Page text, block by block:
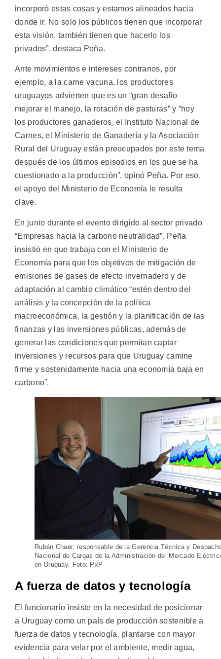
incorporó estas cosas y estamos alineados hacia
donde ir. No solo los públicos tienen que incorporar
esta visión, también tienen que hacerlo los
privados”, destaca Peña.
Ante movimientos e intereses contrarios, por
ejemplo, a la carne vacuna, los productores
uruguayos advierten que es un “gran desafío
mejorar el manejo, la rotación de pasturas” y “hoy
los productores ganaderos, el Instituto Nacional de
Carnes, el Ministerio de Ganadería y la Asociación
Rural del Uruguay están preocupados por este tema
después de los últimos episodios en los que se ha
cuestionado a la producción”, opinó Peña. Por eso,
el apoyo del Ministerio de Economía le resulta
clave.
En junio durante el evento dirigido al sector privado
“Empresas hacia la carbono neutralidad”, Peña
insistió en que trabaja con el Ministerio de
Economía para que los objetivos de mitigación de
emisiones de gases de efecto invernadero y de
adaptación al cambio climático “estén dentro del
análisis y la concepción de la política
macroeconómica, la gestión y la planificación de las
finanzas y las inversiones públicas, además de
generar las condiciones que permitan captar
inversiones y recursos para que Uruguay camine
firme y sostenidamente hacia una economía baja en
carbono”.
Rubén Chaer, responsable de la Gerencia Técnica y
Nacional de Cargas de la Administración del Mercado
en Uruguay. Foto: PxP
A fuerza de datos y tecnología
El funcionario insiste en la necesidad de posicionar
a Uruguay como un país de producción sostenible a
fuerza de datos y tecnología, plantarse con mayor
evidencia para velar por el ambiente, medir agua,